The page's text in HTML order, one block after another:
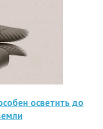
осветить до